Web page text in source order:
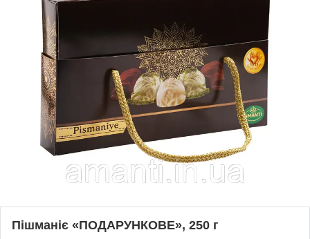
Пішманіє «ПОДАРУНКОВЕ», 250 г